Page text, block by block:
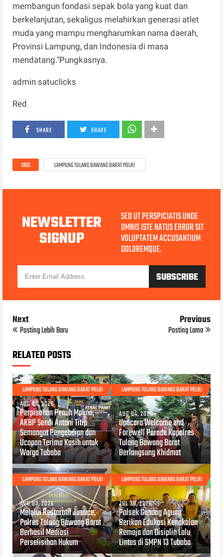
membangun fondasi sepak bola yang kuat dan
berkelanjutan, sekaligus melahirkan generasi atlet
muda yang mampu mengharumkan nama daerah,
Provinsi Lampung, dan Indonesia di masa
mendatang."Pungkasnya.
admin satuclicks
Red
SHARE SHARE
TAGS LAMPUNG TULANG BAWANG BARAT POLRI
NEWSLETTER
SIGNUP
SED UT PERSPICIATIS UNDE
OMNIS ISTE NATUS ERROR SIT
VOLUPTATEM ACCUSANTIUM
DOLOREMQUE.
Next
Posting Lebih Baru
Previous
Posting Lama
RELATED POSTS
LAMPUNG TULANG BAWANG BARAT POLRI
AUG 04, 2026
Perpisahan Penuh Makna,
AKBP Sendi Antoni Titip
Semangat Pengabdian dan
Ucapan Terima Kasih untuk
Warga Tubaba
LAMPUNG TULANG BAWANG BARAT POLRI
AUG 04, 2026
Upacara Welcome and
Farewell Parade Kapolres
Tulang Bawang Barat
Berlangsung Khidmat
LAMPUNG TULANG BAWANG BARAT POLRI
AUG 03, 2026
Melalui Restoratif Justice,
Polres Tulang Bawang Barat
Berhasil Mediasi
Perselisihan Hukum
LAMPUNG TULANG BAWANG BARAT POLRI
JUL 30, 2026
Polsek Gunung Agung
Berikan Edukasi Kenakalan
Remaja dan Disiplin Lalu
Lintas di SMPN 13 Tubaba